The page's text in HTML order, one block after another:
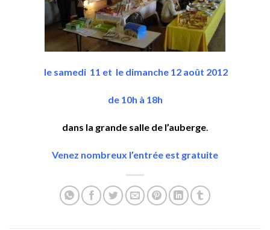
le samedi 11 et le dimanche 12 août 2012
de 10h à 18h
dans la grande salle de l’auberge
Venez nombreux l’entrée est gratuite